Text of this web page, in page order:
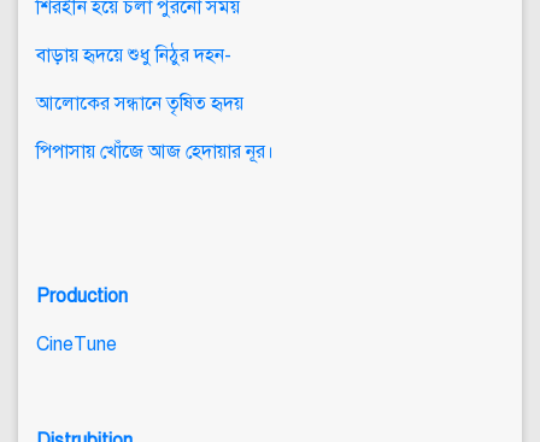
শিরহীন হয়ে চলা পুরনো সময়
বাড়ায় হৃদয়ে শুধু নিঠুর দহন-
আলোকের সন্ধানে তৃষিত হৃদয়
পিপাসায় খোঁজে আজ হেদায়ার নূর।
Production
CineTune